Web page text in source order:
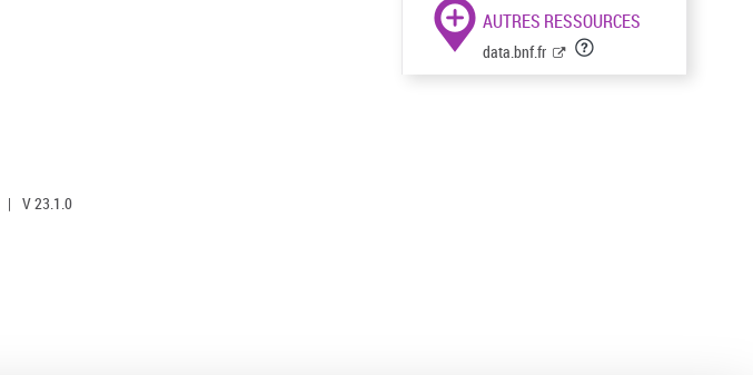
AUTRES RESSOURCES
data.bnf.fr
| V 23.1.0